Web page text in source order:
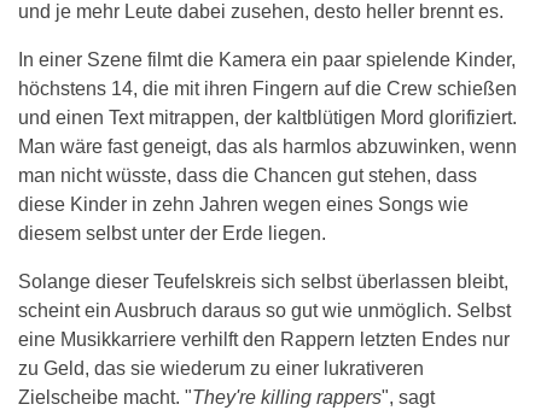
und je mehr Leute dabei zusehen, desto heller brennt es.
In einer Szene filmt die Kamera ein paar spielende Kinder,
höchstens 14, die mit ihren Fingern auf die Crew schießen
und einen Text mitrappen, der kaltblütigen Mord glorifiziert.
Man wäre fast geneigt, das als harmlos abzuwinken, wenn
man nicht wüsste, dass die Chancen gut stehen, dass
diese Kinder in zehn Jahren wegen eines Songs wie
diesem selbst unter der Erde liegen.
Solange dieser Teufelskreis sich selbst überlassen bleibt,
scheint ein Ausbruch daraus so gut wie unmöglich. Selbst
eine Musikkarriere verhilft den Rappern letzten Endes nur
zu Geld, das sie wiederum zu einer lukrativeren
Zielscheibe macht. "They're killing rappers", sagt